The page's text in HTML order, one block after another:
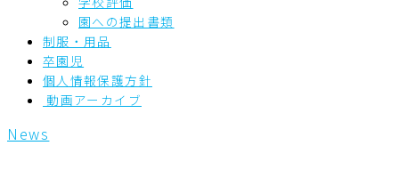
園への提出書類
制服・用品
卒園児
個人情報保護方針
動画アーカイブ
News